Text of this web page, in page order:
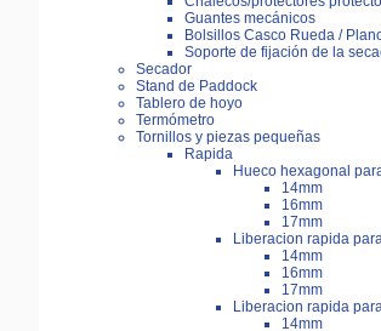
Guantes mecánicos
Bolsillos Casco Rueda /
Soporte de fijación de la
Secador
Stand de Paddock
Tablero de hoyo
Termómetro
Tornillos y piezas pequeñas
Rapida
Hueco hexagonal
14mm
16mm
17mm
Liberacion rapida
14mm
16mm
17mm
Liberacion rapida
14mm